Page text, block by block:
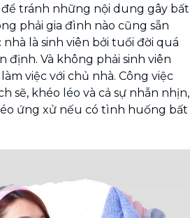
tránh những nội dung gây bất
phải gia đình nào cũng sẵn
là sinh viên bởi tuổi đời quá
Và không phải sinh viên
việc với chủ nhà. Công việc
sẽ, khéo léo và cả sự nhẫn nhịn,
ứng xử nếu có tình huống bất